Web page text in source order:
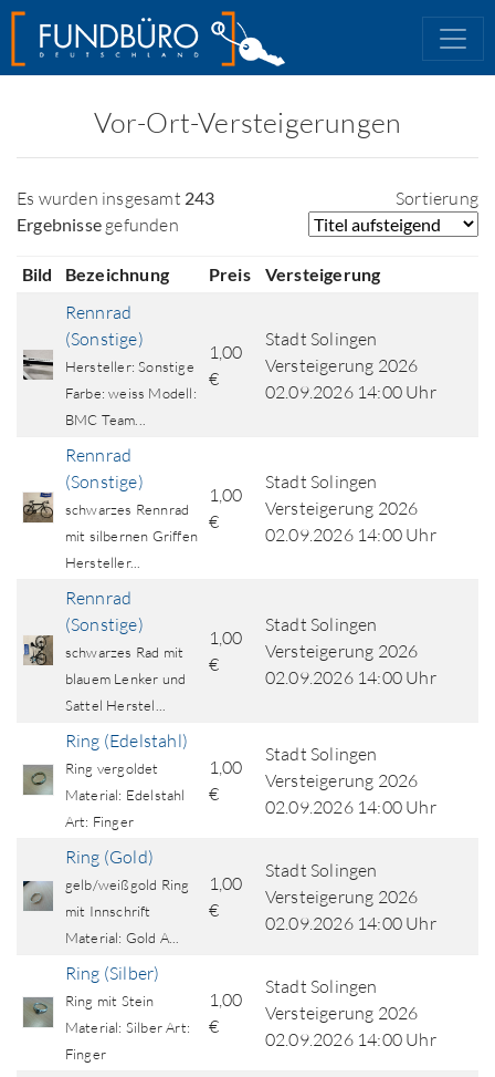
Vor-Ort-Versteigerungen
Es wurden insgesamt 243
Ergebnisse gefunden
Sortierung
Bild Bezeichnung Preis Versteigerung
Rennrad
(Sonstige)
Hersteller: Sonstige
Farbe: weiss Modell:
BMC Team...
1,00
€
Stadt Solingen
Versteigerung 2026
02.09.2026 14:00 Uhr
Rennrad
(Sonstige)
schwarzes Rennrad
mit silbernen Griffen
Hersteller...
1,00
€
Stadt Solingen
Versteigerung 2026
02.09.2026 14:00 Uhr
Rennrad
(Sonstige)
schwarzes Rad mit
blauem Lenker und
Sattel Herstel...
1,00
€
Stadt Solingen
Versteigerung 2026
02.09.2026 14:00 Uhr
Ring (Edelstahl)
Ring vergoldet
Material: Edelstahl
Art: Finger
1,00
€
Stadt Solingen
Versteigerung 2026
02.09.2026 14:00 Uhr
Ring (Gold)
gelb/weißgold Ring
mit Innschrift
Material: Gold A...
1,00
€
Stadt Solingen
Versteigerung 2026
02.09.2026 14:00 Uhr
Ring (Silber)
Ring mit Stein
Material: Silber Art:
Finger
1,00
€
Stadt Solingen
Versteigerung 2026
02.09.2026 14:00 Uhr